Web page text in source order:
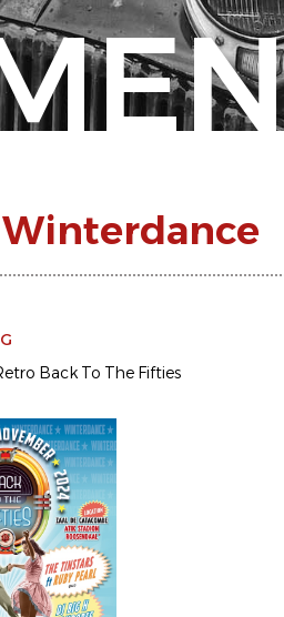
Winterdance
Back To The Fifties